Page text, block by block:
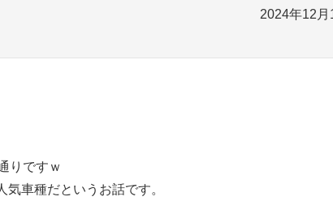
2024年12月
りですｗ
車種だというお話です。